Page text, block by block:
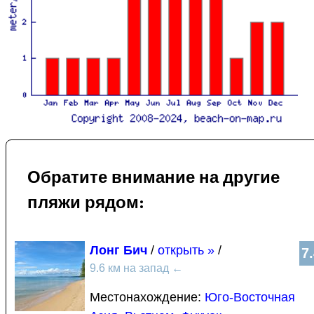
Обратите внимание на другие
пляжи рядом:
Лонг Бич / открыть » /
9.6 км на запад ←
Местонахождение: Юго-Восточная